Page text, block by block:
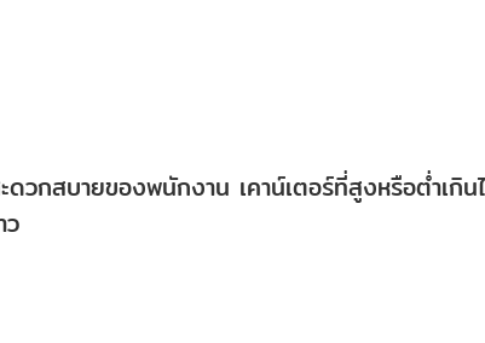
ดวกสบายของพนักงาน เคาน์เตอร์ที่สูงหรือต่ำเกิน
ว